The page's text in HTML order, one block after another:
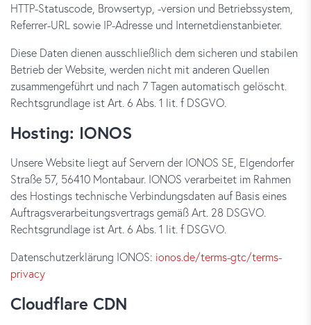
HTTP-Statuscode, Browsertyp, -version und Betriebssystem,
Referrer-URL sowie IP-Adresse und Internetdienstanbieter.
Diese Daten dienen ausschließlich dem sicheren und stabilen
Betrieb der Website, werden nicht mit anderen Quellen
zusammengeführt und nach 7 Tagen automatisch gelöscht.
Rechtsgrundlage ist Art. 6 Abs. 1 lit. f DSGVO.
Hosting: IONOS
Unsere Website liegt auf Servern der IONOS SE, Elgendorfer
Straße 57, 56410 Montabaur. IONOS verarbeitet im Rahmen
des Hostings technische Verbindungsdaten auf Basis eines
Auftragsverarbeitungsvertrags gemäß Art. 28 DSGVO.
Rechtsgrundlage ist Art. 6 Abs. 1 lit. f DSGVO.
Datenschutzerklärung IONOS: ionos.de/terms-gtc/terms-
privacy
Cloudflare CDN